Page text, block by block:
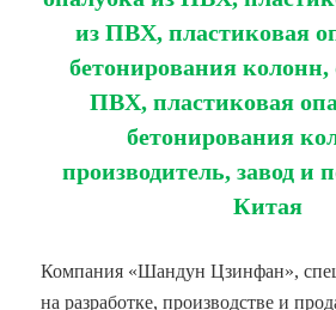
из ПВХ, пластиковая
бетонирования колонн,
ПВХ, пластиковая
бетонирования
производитель, завод и
Китая
Компания «Шандун Цзинфан»,
на разработке, производстве и